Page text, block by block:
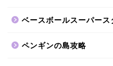
ベースボールスーパース
ペンギンの島攻略